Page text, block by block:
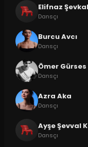
Elifnaz Şevkal
Dansçı
Burcu Avcı
Dansçı
Ömer Gürses
Dansçı
Azra Aka
Dansçı
Ayşe Şevval
Dansçı